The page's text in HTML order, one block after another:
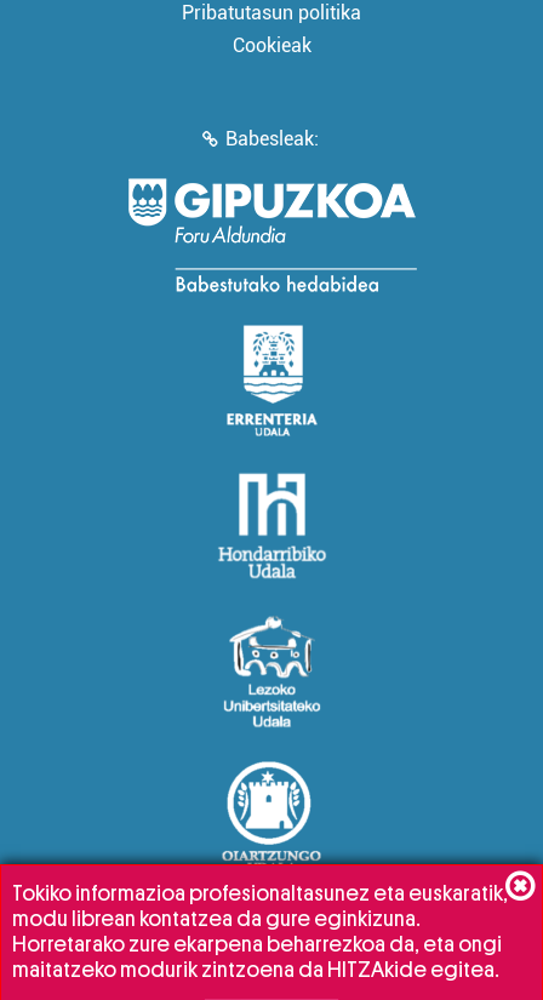
Pribatutasun politika
Cookieak
Babesleak:
Tokiko informazioa profesionaltasunez eta euskaratik,
modu librean kontatzea da gure eginkizuna.
Horretarako zure ekarpena beharrezkoa da, eta ongi
maitatzeko modurik zintzoena da HITZAkide egitea.